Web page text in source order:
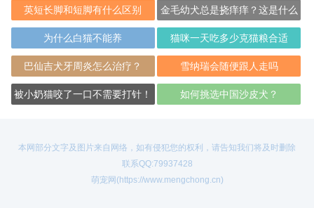
英短长脚和短脚有什么区别
金毛幼犬总是挠痒痒？这是什么
原因呢？
为什么白猫不能养 猫咪一天吃多少克猫粮合适
巴仙吉犬牙周炎怎么治疗？ 雪纳瑞会随便跟人走吗
被小奶猫咬了一口不需要打针！ 如何挑选中国沙皮犬？
本网部分文字及图片来自网络，如有侵犯您的权利，请告知我们将及时删除
联系QQ:79937428
萌宠网(https://www.mengchong.cn)